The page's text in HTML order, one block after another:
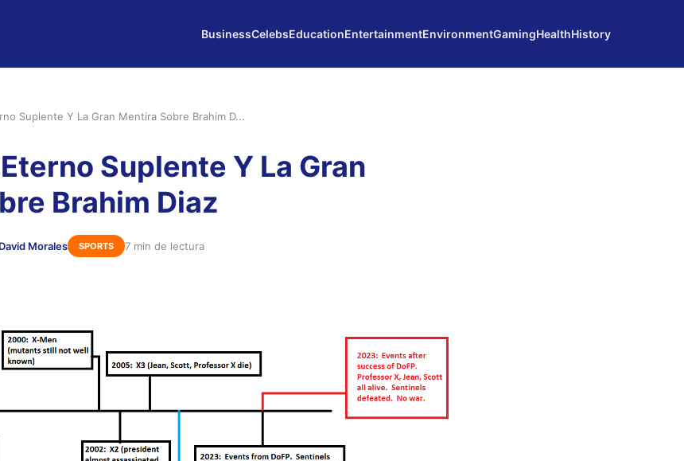
BusinessCelebsEducationEntertainmentEnvironmentGamingHealthHistory
Suplente Y La Gran Mentira Sobre Brahim D...
Suplente Y La Gran
Brahim Diaz
Morales SPORTS 7 min de lectura